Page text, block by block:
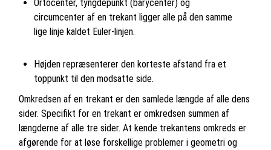
Ortocenter, tyngdepunkt (barycenter) og
circumcenter af en trekant ligger alle på den samme
lige linje kaldet Euler-linjen.
Højden repræsenterer den korteste afstand fra et
toppunkt til den modsatte side.
Omkredsen af en trekant er den samlede længde af alle dens
sider. Specifikt for en trekant er omkredsen summen af
længderne af alle tre sider. At kende trekantens omkreds er
afgørende for at løse forskellige problemer i geometri og